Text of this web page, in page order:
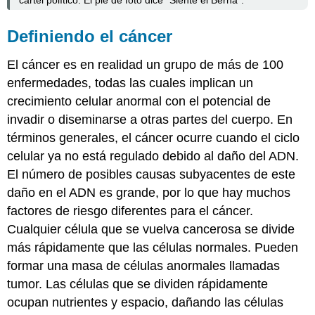
Definiendo el cáncer
El cáncer es en realidad un grupo de más de 100
enfermedades, todas las cuales implican un
crecimiento celular anormal con el potencial de
invadir o diseminarse a otras partes del cuerpo. En
términos generales, el cáncer ocurre cuando el ciclo
celular ya no está regulado debido al daño del ADN.
El número de posibles causas subyacentes de este
daño en el ADN es grande, por lo que hay muchos
factores de riesgo diferentes para el cáncer.
Cualquier célula que se vuelva cancerosa se divide
más rápidamente que las células normales. Pueden
formar una masa de células anormales llamadas
tumor. Las células que se dividen rápidamente
ocupan nutrientes y espacio, dañando las células